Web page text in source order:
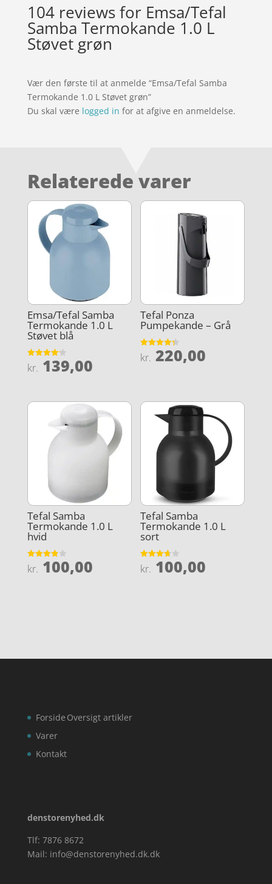
104 reviews for Emsa/Tefal
Samba Termokande 1.0 L
Støvet grøn
Vær den første til at anmelde “Emsa/Tefal Samba
Termokande 1.0 L Støvet grøn”
Du skal være logged in for at afgive en anmeldelse.
Relaterede varer
Emsa/Tefal Samba
Termokande 1.0 L
Støvet blå
Vurderet
4.2
kr. 139,00
Tefal Ponza
Pumpekande – Grå
Vurderet
4.3
kr. 220,00
Tefal Samba
Termokande 1.0 L
hvid
Vurderet
3.9
kr. 100,00
Tefal Samba
Termokande 1.0 L
sort
Vurderet
3.7
kr. 100,00
Forside
Varer
Kontakt
Oversigt artikler
denstorenyhed.dk
Tlf: 7876 8672
Mail: info@denstorenyhed.dk.dk